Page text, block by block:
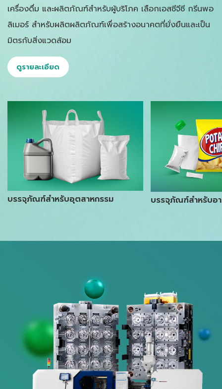
เครื่องดื่ม และผลิตภัณฑ์สำหรับผู้บริโภค เลือกเอสซีจีซี กรีนพอ
ลิเมอร์ สำหรับผลิตผลิตภัณฑ์เพื่อสร้างอนาคตที่ยั่งยืนและเป็น
มิตรกับสิ่งแวดล้อม
ดูรายละเอียด
บรรจุภัณฑ์สำหรับอุตสาหกรรม บรรจุภัณฑ์สำหรับอา